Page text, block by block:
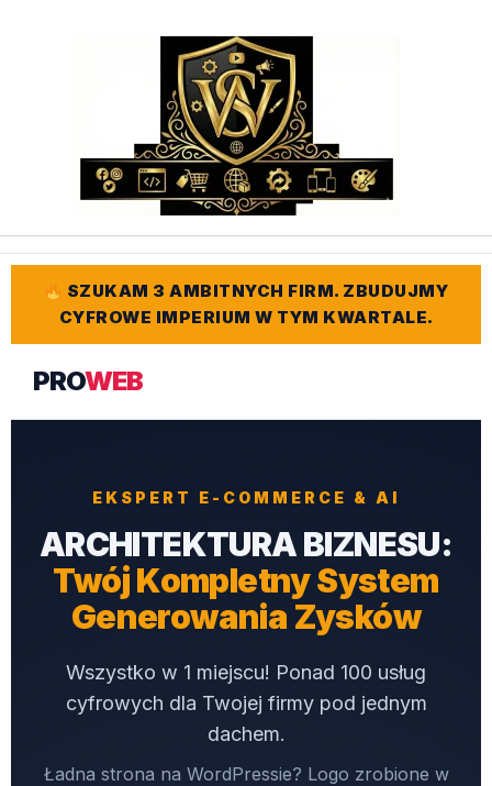
SZUKAM 3 AMBITNYCH FIRM. ZBUDUJMY
CYFROWE IMPERIUM W TYM KWARTALE.
PROWEB
EKSPERT E-COMMERCE & AI
ARCHITEKTURA BIZNESU:
Twój Kompletny System
Generowania Zysków
Wszystko w 1 miejscu! Ponad 100 usług
cyfrowych dla Twojej firmy pod jednym
dachem.
Ładna strona na WordPressie? Logo zrobione w